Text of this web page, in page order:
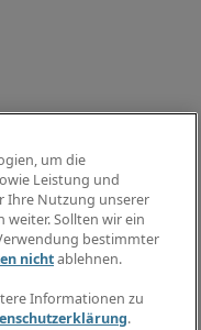
um die
Leistung und
Ihre Nutzung unserer
weiter. Sollten wir ein
bestimmter
nichtablehnen.
Informationen zu
.